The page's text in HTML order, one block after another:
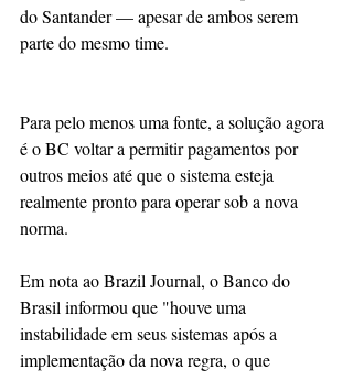
do Santander — apesar de ambos serem
parte do mesmo time.
Para pelo menos uma fonte, a solução agora
é o BC voltar a permitir pagamentos por
outros meios até que o sistema esteja
realmente pronto para operar sob a nova
norma.
Em nota ao Brazil Journal, o Banco do
Brasil informou que "houve uma
instabilidade em seus sistemas após a
implementação da nova regra, o que